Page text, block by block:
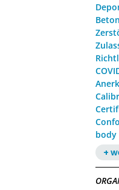
Beton
body
+